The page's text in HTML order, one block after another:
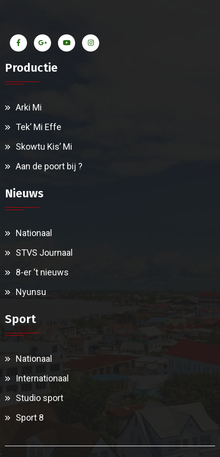
Productie
Arki Mi
Tek’ Mi Effe
Skowtu Kis’ Mi
Aan de poort bij ?
Nieuws
Nationaal
STVS Journaal
8-er ‘t nieuws
Nyunsu
Sport
Nationaal
Internationaal
Studio sport
Sport 8